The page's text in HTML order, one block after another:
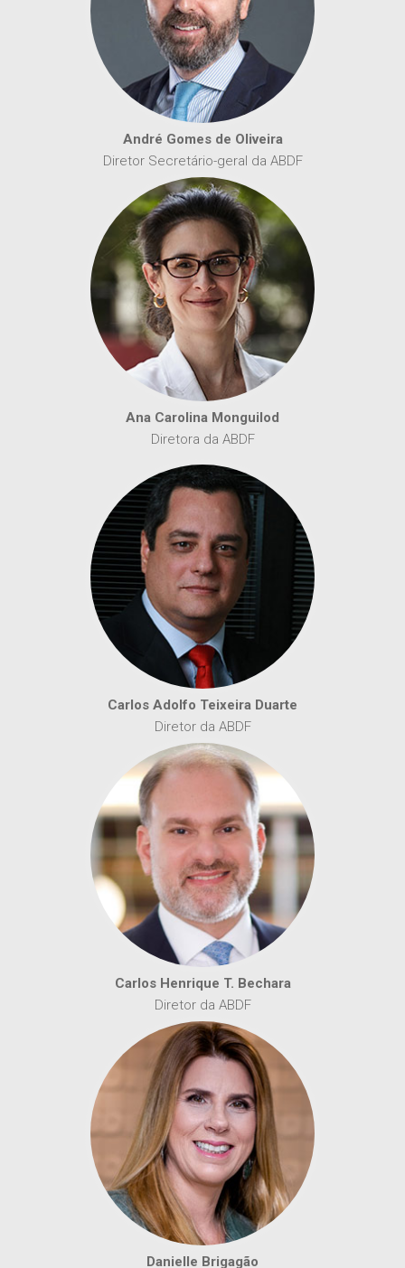
André Gomes de Oliveira
Diretor Secretário-geral da ABDF
Ana Carolina Monguilod
Diretora da ABDF
Carlos Adolfo Teixeira Duarte
Diretor da ABDF
Carlos Henrique T. Bechara
Diretor da ABDF
Danielle Brigagão